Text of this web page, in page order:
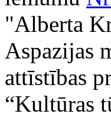
"Alberta
Aspazijas
attīstības
“Kultūras